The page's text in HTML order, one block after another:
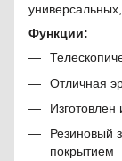
универсальных,
Функции:
Отличная
Резиновый
покрытием